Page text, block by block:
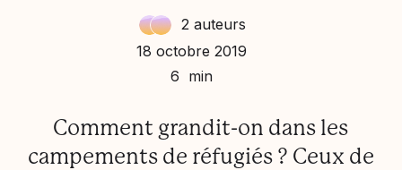
2 auteurs
Maia Courtois
Gaspard Njock
18 octobre 2019
6 min
Comment grandit-on dans les
campements de réfugiés ? Ceux de